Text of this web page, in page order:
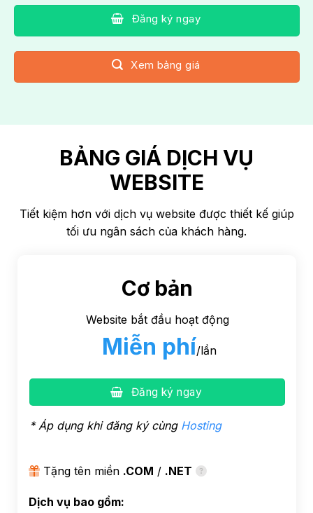
Đăng ký ngay
Xem bảng giá
BẢNG GIÁ DỊCH VỤ
WEBSITE
Tiết kiệm hơn với dịch vụ website được thiết kế giúp
tối ưu ngân sách của khách hàng.
Cơ bản
Website bắt đầu hoạt động
Miễn phí/lần
Đăng ký ngay
* Áp dụng khi đăng ký cùng Hosting
Tặng tên miền .COM / .NET
Dịch vụ bao gồm: